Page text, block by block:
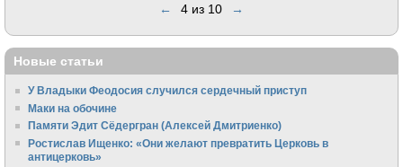
← 4 из 10 →
Новые статьи
У Владыки Феодосия случился сердечный приступ
Маки на обочине
Памяти Эдит Сёдергран (Алексей Дмитриенко)
Ростислав Ищенко: «Они желают превратить Церковь в
антицерковь»